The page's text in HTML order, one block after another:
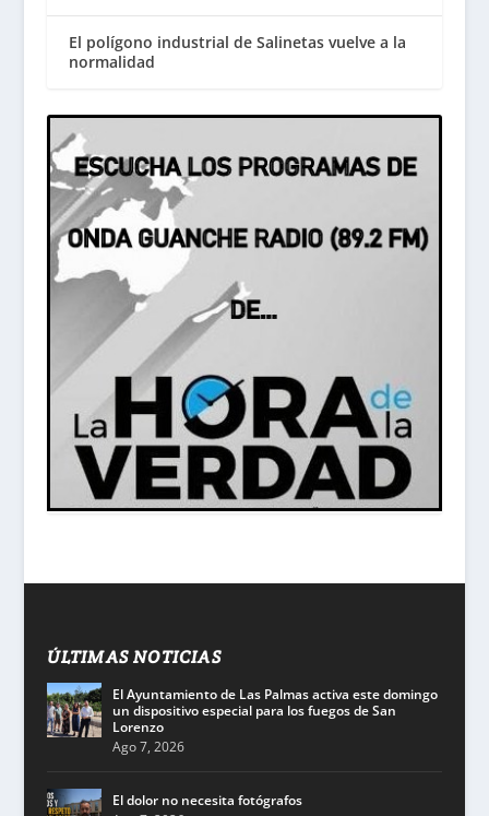
El polígono industrial de Salinetas vuelve a la
normalidad
ÚLTIMAS NOTICIAS
El Ayuntamiento de Las Palmas activa este domingo
un dispositivo especial para los fuegos de San
Lorenzo
Ago 7, 2026
El dolor no necesita fotógrafos